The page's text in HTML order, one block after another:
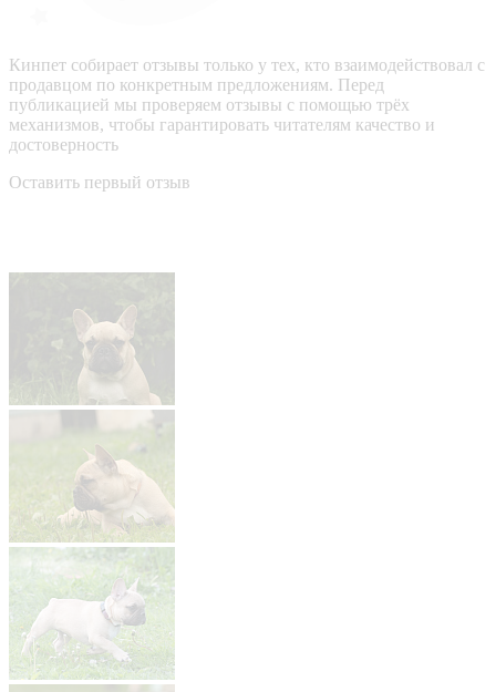
Кинпет собирает отзывы только у тех, кто взаимодействовал с
продавцом по конкретным предложениям. Перед
публикацией мы проверяем отзывы с помощью трёх
механизмов, чтобы гарантировать читателям качество и
достоверность
Оставить первый отзыв